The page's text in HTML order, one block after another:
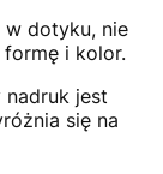
w dotyku, nie
i kolor.
nadruk jest
się na